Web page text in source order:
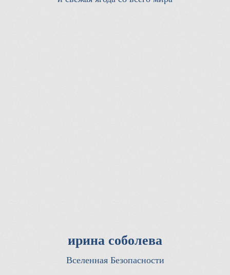
ирина соболева
Вселенная Безопасности